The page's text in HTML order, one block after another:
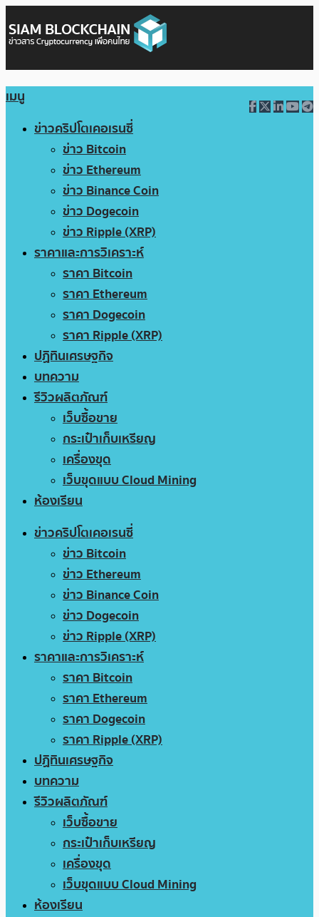
เมนู
ข่าวคริปโตเคอเรนซี่
ข่าว Bitcoin
ข่าว Ethereum
ข่าว Binance Coin
ข่าว Dogecoin
ข่าว Ripple (XRP)
ราคาและการวิเคราะห์
ราคา Bitcoin
ราคา Ethereum
ราคา Dogecoin
ราคา Ripple (XRP)
ปฏิทินเศรษฐกิจ
บทความ
รีวิวผลิตภัณฑ์
เว็บซื้อขาย
กระเป๋าเก็บเหรียญ
เครื่องขุด
เว็บขุดแบบ Cloud Mining
ห้องเรียน
ข่าวคริปโตเคอเรนซี่
ข่าว Bitcoin
ข่าว Ethereum
ข่าว Binance Coin
ข่าว Dogecoin
ข่าว Ripple (XRP)
ราคาและการวิเคราะห์
ราคา Bitcoin
ราคา Ethereum
ราคา Dogecoin
ราคา Ripple (XRP)
ปฏิทินเศรษฐกิจ
บทความ
รีวิวผลิตภัณฑ์
เว็บซื้อขาย
กระเป๋าเก็บเหรียญ
เครื่องขุด
เว็บขุดแบบ Cloud Mining
ห้องเรียน